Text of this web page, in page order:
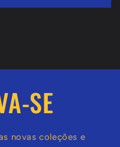
SE
novas coleções e